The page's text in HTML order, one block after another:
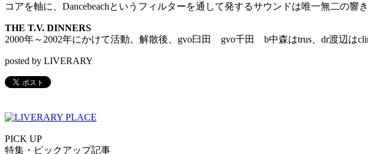
コアを軸に、Dancebeachというフィルターを通して発するサウンドは唯一無二の響
THE T.V. DINNERS
2000年～2002年にかけて活動。解散後、gvo臼田 gvo千田 b中森はtrus、dr渡辺は
posted by LIVERARY
PICK UP
特集・ピックアップ記事